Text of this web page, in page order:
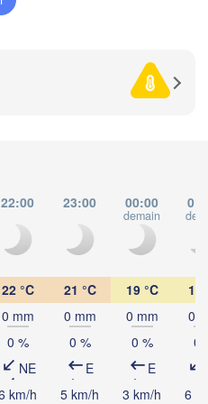
22:00 23:00 00:00
demain
22 °C
0 mm
0 %
NE
km/h
21 °C
0 mm
0 %
E
5 km/h
19 °C
0 mm
0 %
E
3 km/h
19
0
0
6
Скопје
(Skopje)
(Niš)
MACÉDOINE
DU NORD
Λάρισα
София
(Pleven)
Sibiu
Пловдив
Θεσσαλονίκη
(Thessaloniki)